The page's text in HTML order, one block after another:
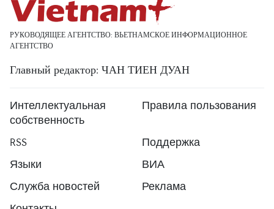
РУКОВОДЯЩЕЕ АГЕНТСТВО: ВЬЕТНАМСКОЕ ИНФОРМАЦИОННОЕ
АГЕНТСТВО
Главный редактор: ЧАН ТИЕН ДУАН
Интеллектуальная
собственность
Правила пользования
RSS
Поддержка
Языки
ВИА
Служба новостей
Реклама